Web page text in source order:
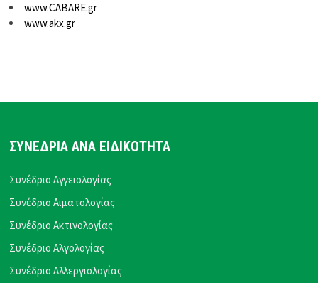
www.CABARE.gr
www.akx.gr
ΣΥΝΕΔΡΙΑ ΑΝΑ ΕΙΔΙΚΟΤΗΤΑ
Συνέδριο Αγγειολογίας
Συνέδριο Αιματολογίας
Συνέδριο Ακτινολογίας
Συνέδριο Αλγολογίας
Συνέδριο Αλλεργιολογίας